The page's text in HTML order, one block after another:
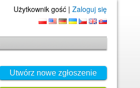
Użytkownik gość | Zaloguj się
Utwórz nowe zgłoszenie